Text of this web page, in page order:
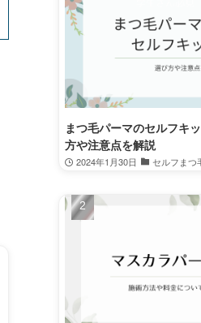
まつ毛パーマのセルフキ
方や注意点を解説
2024年1月30日 セルフまつ